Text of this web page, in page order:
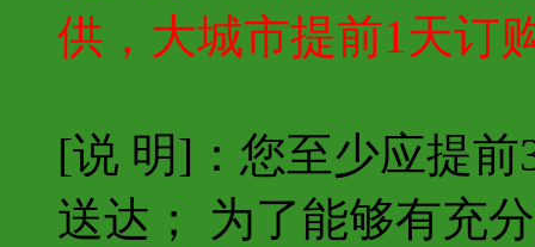
供 ，大城市提前1天订
[说 明]：您至少应提
送达； 为了能够有充